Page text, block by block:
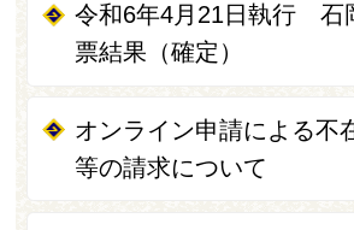
令和6年4月21日執行 石
票結果（確定）
オンライン申請による不
等の請求について